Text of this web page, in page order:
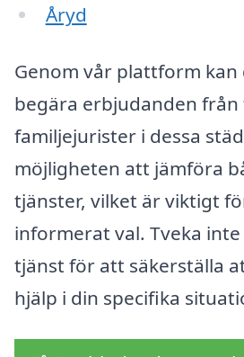
Åryd
Genom vår plattform kan
begära erbjudanden från
familjejurister i dessa
möjligheten att jämföra
tjänster, vilket är viktigt
informerat val. Tveka
tjänst för att säkerställa
hjälp i din specifika